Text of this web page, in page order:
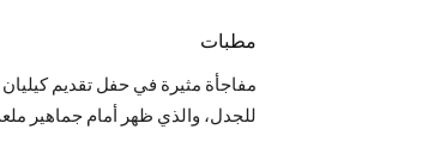
مطبات
مفاجأة مثيرة في حفل تقديم
للجدل، والذي ظهر أمام جماهير